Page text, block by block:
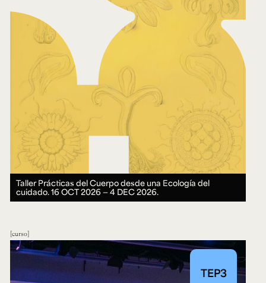
Taller Prácticas del Cuerpo desde una Ecología del
cuidado.16 OCT 2026 ― 4 DEC 2026.
curso
TEP3